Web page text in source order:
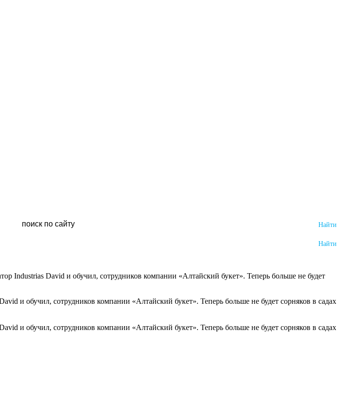
Industrias David и обучил, сотрудников компании «Алтайский букет». Теперь больше не будет
и обучил, сотрудников компании «Алтайский букет». Теперь больше не будет сорняков в садах
и обучил, сотрудников компании «Алтайский букет». Теперь больше не будет сорняков в садах